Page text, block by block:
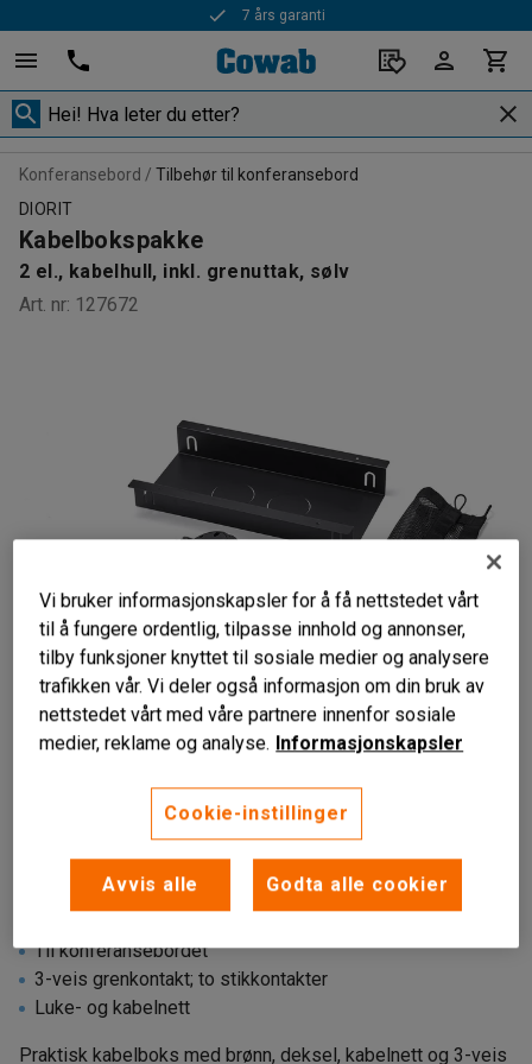
7 års garanti
Konferansebord
Tilbehør til konferansebord
DIORIT
Kabelbokspakke
2 el., kabelhull, inkl. grenuttak, sølv
Art. nr: 127672
Til konferansebordet
3-veis grenkontakt; to stikkontakter
Luke- og kabelnett
Praktisk kabelboks med brønn, deksel, kabelnett og 3-veis
Vi bruker informasjonskapsler for å få nettstedet vårt
til å fungere ordentlig, tilpasse innhold og annonser,
tilby funksjoner knyttet til sosiale medier og analysere
trafikken vår. Vi deler også informasjon om din bruk av
nettstedet vårt med våre partnere innenfor sosiale
medier, reklame og analyse. Informasjonskapsler
Cookie-instillinger
Avvis alle Godta alle cookier